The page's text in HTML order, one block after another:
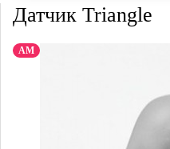
Датчик Triangle
АМ